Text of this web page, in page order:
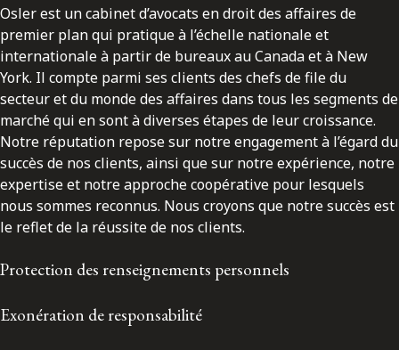
Osler est un cabinet d’avocats en droit des affaires de
premier plan qui pratique à l’échelle nationale et
internationale à partir de bureaux au Canada et à New
York. Il compte parmi ses clients des chefs de file du
secteur et du monde des affaires dans tous les segments de
marché qui en sont à diverses étapes de leur croissance.
Notre réputation repose sur notre engagement à l’égard du
succès de nos clients, ainsi que sur notre expérience, notre
expertise et notre approche coopérative pour lesquels
nous sommes reconnus. Nous croyons que notre succès est
le reflet de la réussite de nos clients.
Protection des renseignements personnels
Exonération de responsabilité